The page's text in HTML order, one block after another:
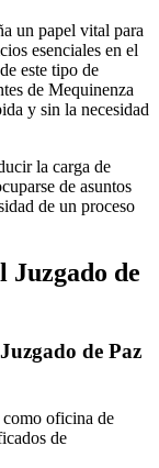
un papel vital para
esenciales en el
este tipo de
de Mequinenza
y sin la necesidad
la carga de
de asuntos
de un proceso
Juzgado de
de Paz
oficina de
de